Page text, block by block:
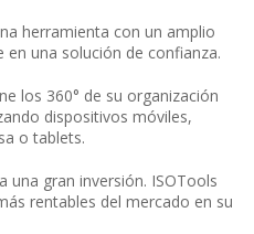
herramienta con un amplio
una solución de confianza.
los 360° de su organización
dispositivos móviles,
o tablets.
una gran inversión. ISOTools
rentables del mercado en su